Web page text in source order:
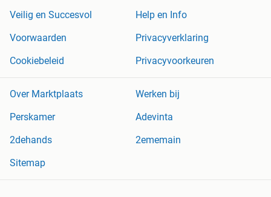
Veilig en Succesvol
Help en Info
Voorwaarden
Privacyverklaring
Cookiebeleid
Privacyvoorkeuren
Over Marktplaats
Werken bij
Perskamer
Adevinta
2dehands
2ememain
Sitemap